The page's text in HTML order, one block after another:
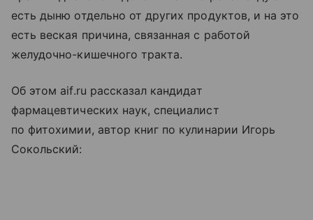
есть дыню отдельно от других продуктов, и на это
есть веская причина, связанная с работой
желудочно-кишечного тракта.
Об этом aif.ru рассказал кандидат
фармацевтических наук, специалист
по фитохимии, автор книг по кулинарии Игорь
Сокольский: